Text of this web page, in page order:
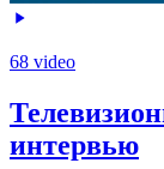
68 video
интервью